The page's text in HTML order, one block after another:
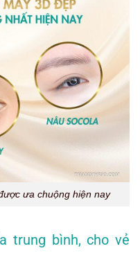
ưa chuộng hiện nay
trung bình, cho vẻ